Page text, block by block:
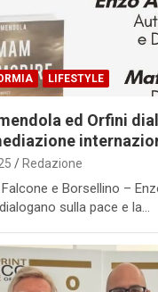
LIFESTYLE
ed Orfini
Redazione
Falcone e Borsellino –
sulla pace e la…